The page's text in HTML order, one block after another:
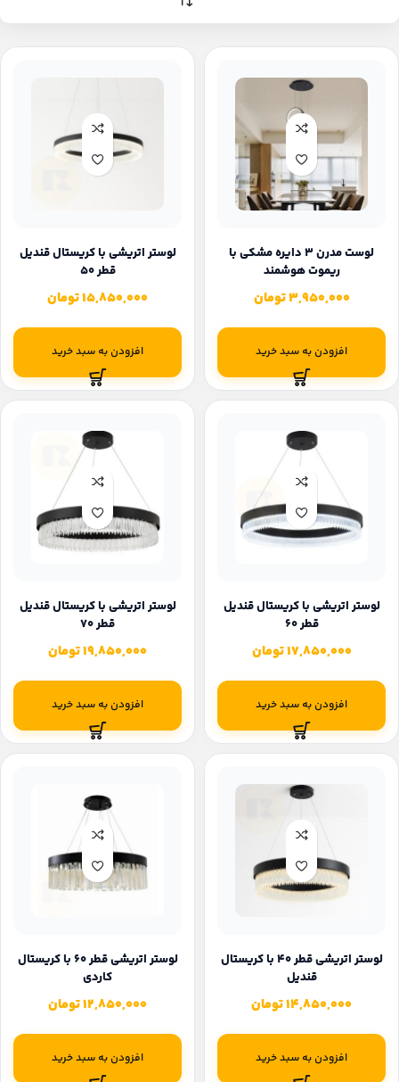
لوست مدرن 3 دایره مشکی با
ریموت هوشمند
3,950,000تومان
افزودن به سبد خرید
لوستر اتریشی با کریستال قندیل
قطر 50
15,850,000تومان
افزودن به سبد خرید
لوستر اتریشی با کریستال قندیل
قطر ۶۰
17,850,000تومان
افزودن به سبد خرید
لوستر اتریشی با کریستال قندیل
قطر ۷۰
19,850,000تومان
افزودن به سبد خرید
لوستر اتریشی قطر 40 با کریستال
قندیل
14,850,000تومان
افزودن به سبد خرید
لوستر اتریشی قطر 60 با کریستال
کاردی
12,850,000تومان
افزودن به سبد خرید